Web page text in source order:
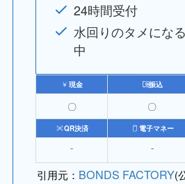
24時間受付
水回りのタメにな
中
現金 振込
〇 〇
QR決済 電子マネー
⁻ ⁻
引用元： BONDS FACTORY(